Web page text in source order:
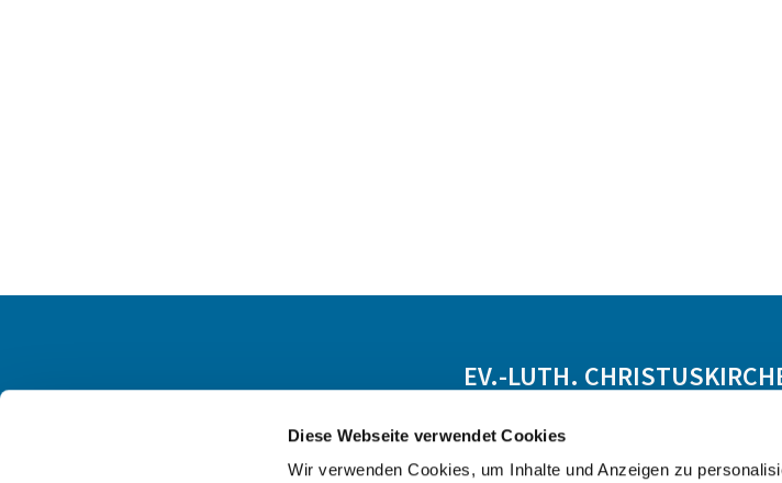
Diese Webseite verwendet Cookies
Wir verwenden Cookies, um Inhalte und Anzeigen zu
EV.-LUTH.